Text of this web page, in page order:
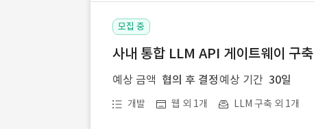
모집 중
사내 통합 LLM API 게이트웨이 구축
예상 금액 협의 후 결정 예상 기간 30일
개발 웹 외 1개 LLM 구축 외 1개